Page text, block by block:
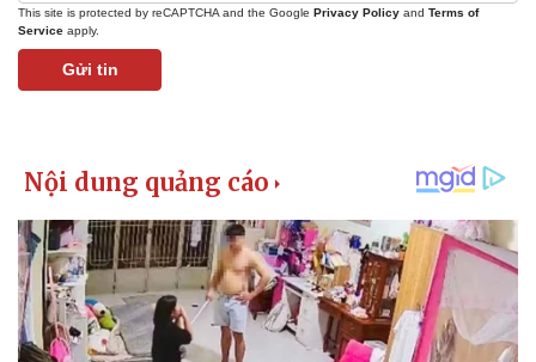
This site is protected by reCAPTCHA and the Google Privacy Policy and Terms of
Service apply.
Gửi tin